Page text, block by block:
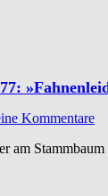
Kommentare
am